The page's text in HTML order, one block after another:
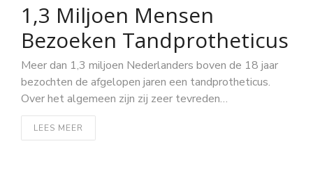
1,3 Miljoen Mensen
Bezoeken Tandprotheticus
Meer dan 1,3 miljoen Nederlanders boven de 18 jaar
bezochten de afgelopen jaren een tandprotheticus.
Over het algemeen zijn zij zeer tevreden…
LEES MEER